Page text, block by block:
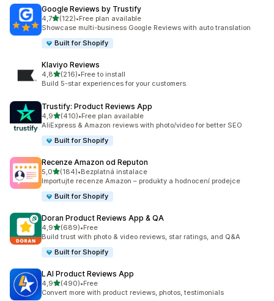
Google Reviews by Trustify
4,7z 5 hvězd
(122)
Celkový počet recenzí: 122
•Free plan available
Showcase multi-business Google Reviews with auto translation
Built for Shopify
Klaviyo Reviews
4,8z 5 hvězd
(216)
Celkový počet recenzí: 216
•Free to install
Build 5-star experiences for your customers.
Trustify: Product Reviews App
4,9z 5 hvězd
(410)
Celkový počet recenzí: 410
•Free plan available
AliExpress & Amazon reviews with photo/video for better SEO
Built for Shopify
Recenze Amazon od Reputon
5,0z 5 hvězd
(184)
Celkový počet recenzí: 184
•Bezplatná instalace
Importujte recenze Amazon – produkty a hodnocení prodejce
Built for Shopify
Doran Product Reviews App & QA
4,9z 5 hvězd
(689)
Celkový počet recenzí: 689
•Free
Build trust with photo & video reviews, star ratings, and Q&A
Built for Shopify
LAI Product Reviews App
4,9z 5 hvězd
(490)
Celkový počet recenzí: 490
•Free
Convert more with product reviews, photos, testimonials